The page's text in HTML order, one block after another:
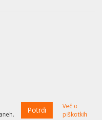
Potrdi
Več o
piškotkih